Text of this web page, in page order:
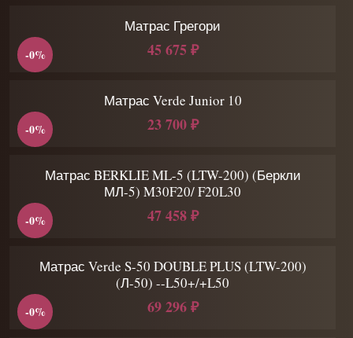
Матрас Грегори
45 675 ₽
-0%
Матрас Verde Junior 10
23 700 ₽
-0%
Матрас BERKLIE ML-5 (LTW-200) (Беркли
МЛ-5) M30F20/ F20L30
47 458 ₽
-0%
Матрас Verde S-50 DOUBLE PLUS (LTW-200)
(Л-50) --L50+/+L50
69 296 ₽
-0%